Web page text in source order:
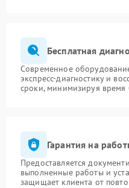
Бесплатная
Современное
экспресс-диагностику и
сроки, минимизируя время
Гарантия на
Предоставляется
выполненные работы и
защищает клиента от